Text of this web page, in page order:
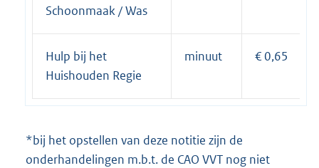
Schoonmaak / Was
Hulp bij het
Huishouden Regie
minuut € 0,65
*bij het opstellen van deze notitie zijn de
onderhandelingen m.b.t. de CAO VVT nog niet